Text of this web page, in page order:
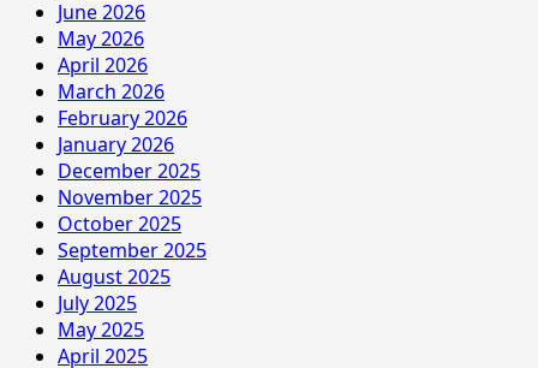
June 2026
May 2026
April 2026
March 2026
February 2026
January 2026
December 2025
November 2025
October 2025
September 2025
August 2025
July 2025
May 2025
April 2025